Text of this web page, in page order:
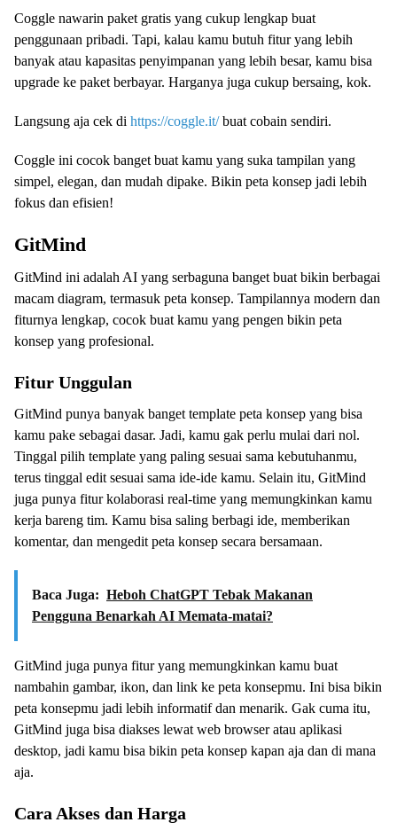
Coggle nawarin paket gratis yang cukup lengkap buat
penggunaan pribadi. Tapi, kalau kamu butuh fitur yang lebih
banyak atau kapasitas penyimpanan yang lebih besar, kamu bisa
upgrade ke paket berbayar. Harganya juga cukup bersaing, kok.
Langsung aja cek di https://coggle.it/buat cobain sendiri.
Coggle ini cocok banget buat kamu yang suka tampilan yang
simpel, elegan, dan mudah dipake. Bikin peta konsep jadi lebih
fokus dan efisien!
GitMind
GitMind ini adalah AI yang serbaguna banget buat bikin berbagai
macam diagram, termasuk peta konsep. Tampilannya modern dan
fiturnya lengkap, cocok buat kamu yang pengen bikin peta
konsep yang profesional.
Fitur Unggulan
GitMind punya banyak banget template peta konsep yang bisa
kamu pake sebagai dasar. Jadi, kamu gak perlu mulai dari nol.
Tinggal pilih template yang paling sesuai sama kebutuhanmu,
terus tinggal edit sesuai sama ide-ide kamu. Selain itu, GitMind
juga punya fitur kolaborasi real-time yang memungkinkan kamu
kerja bareng tim. Kamu bisa saling berbagi ide, memberikan
komentar, dan mengedit peta konsep secara bersamaan.
Baca Juga: Heboh ChatGPT Tebak Makanan
Pengguna Benarkah AI Memata-matai?
GitMind juga punya fitur yang memungkinkan kamu buat
nambahin gambar, ikon, dan link ke peta konsepmu. Ini bisa bikin
peta konsepmu jadi lebih informatif dan menarik. Gak cuma itu,
GitMind juga bisa diakses lewat web browser atau aplikasi
desktop, jadi kamu bisa bikin peta konsep kapan aja dan di mana
aja.
Cara Akses dan Harga